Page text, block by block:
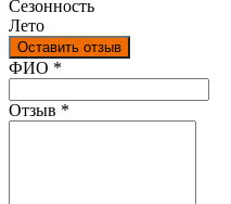
Сезонность
Лето
Оставить отзыв
Ваш отзыв был отправлен!
ФИО *
Отзыв *